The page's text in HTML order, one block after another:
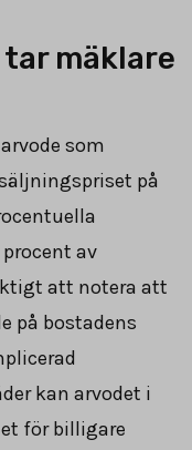
mäklare
som
på
procent av
att notera att
på bostadens
kan arvodet i
för billigare